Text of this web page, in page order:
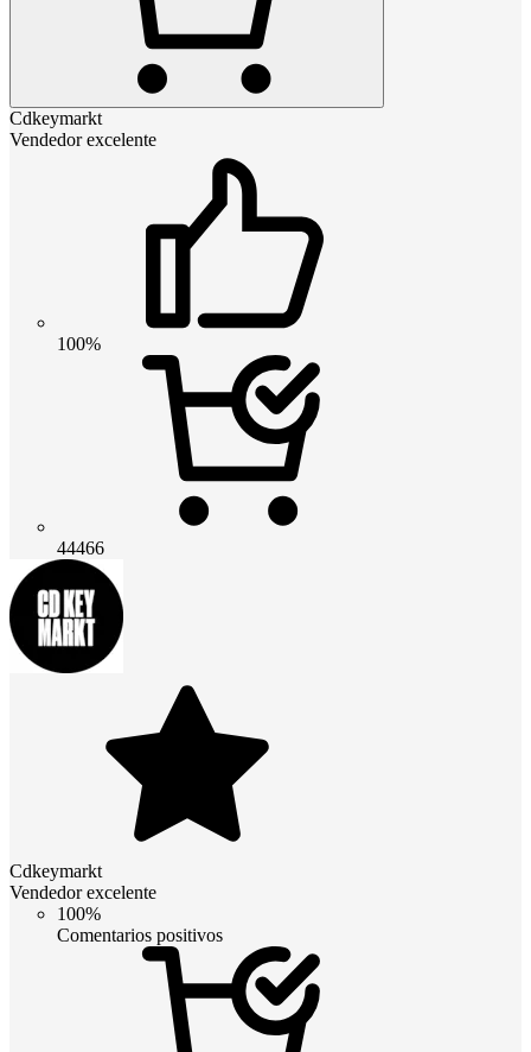
Cdkeymarkt
Vendedor excelente
100%
44466
Cdkeymarkt
Vendedor excelente
100%
Comentarios positivos